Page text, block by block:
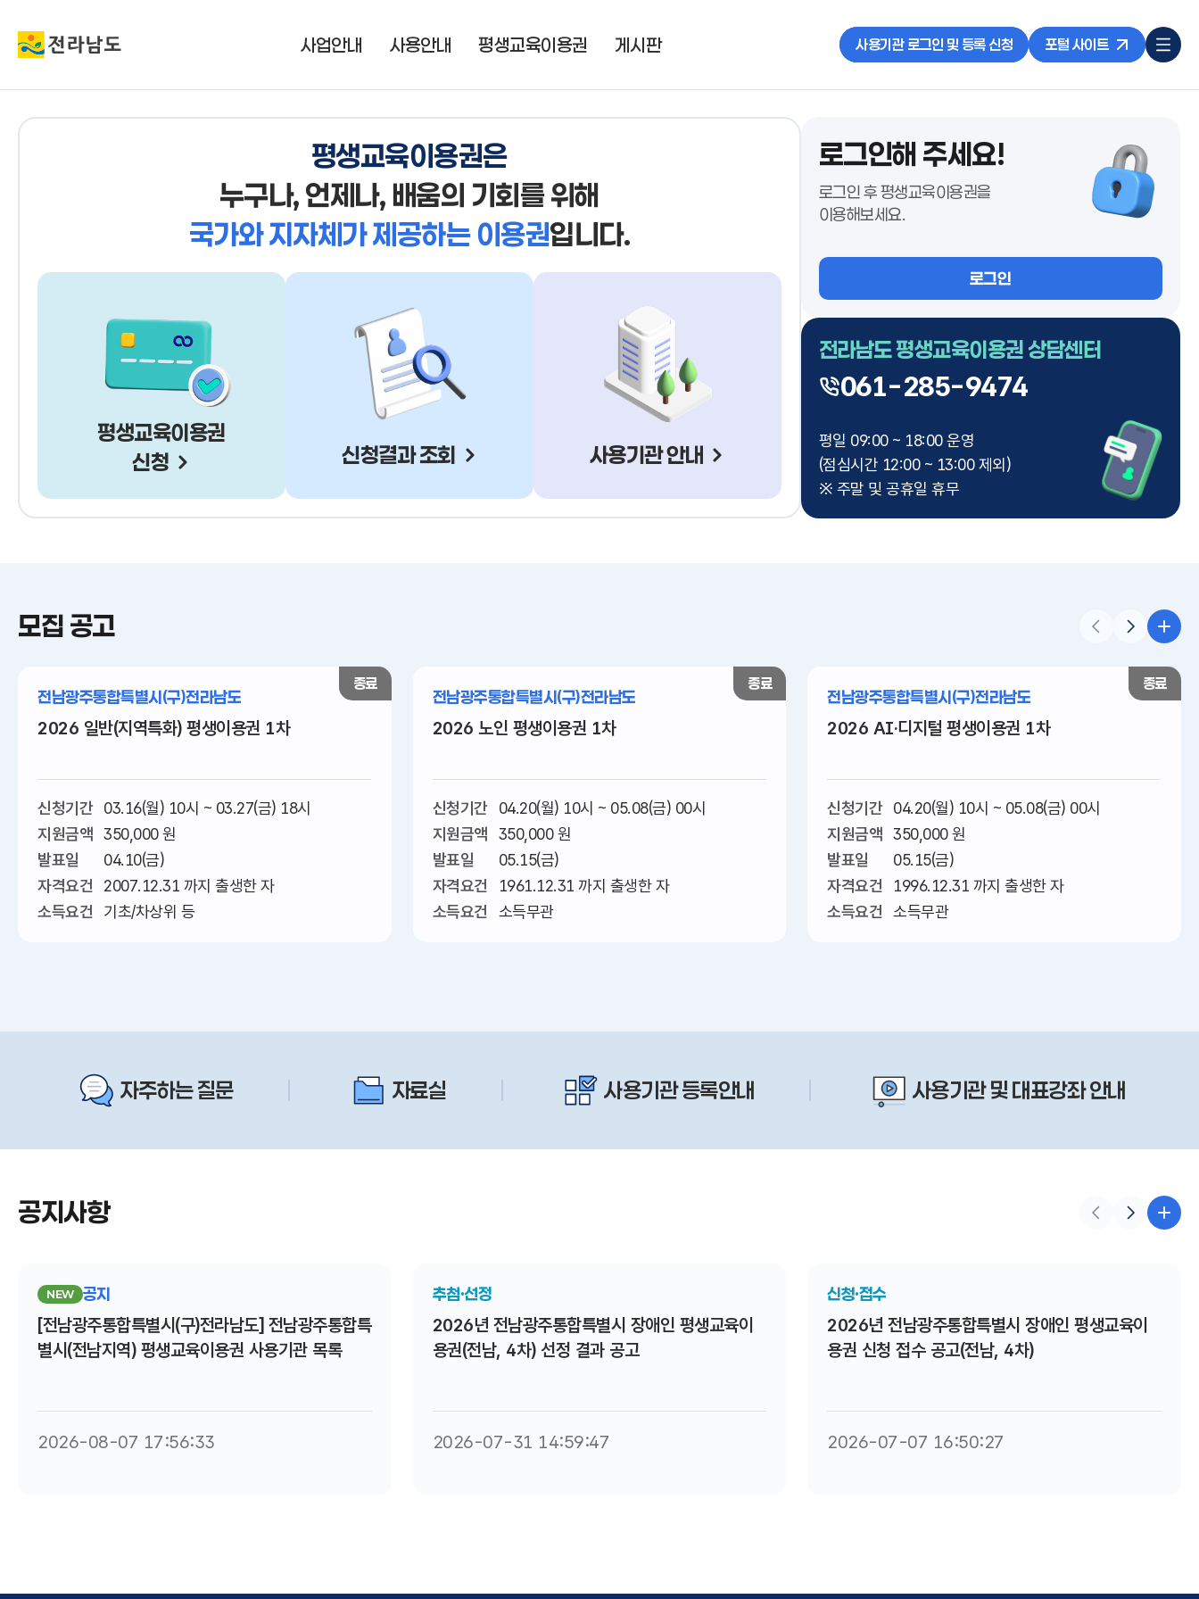
사업안내 사용안내 평생교육이용권 게시판 사용기관 로그인 및 등록 신청 포털 사이트
평생교육이용권은
누구나, 언제나, 배움의 기회를위해
국가와 지자체가제공하는 이용권입니다.
평생교육이용권
신청
신청결과 조회 사용기관 안내
로그인해 주세요!
로그인 후 평생교육이용권을
이용해보세요.
로그인
전라남도 평생교육이용권 상담센터
061-285-9474
평일 09:00 ~ 18:00 운영
(점심시간 12:00 ~ 13:00 제외)
※ 주말 및 공휴일 휴무
모집 공고
종료
전남광주통합특별시(구)전라남도
2026 일반(지역특화) 평생이용권 1차
신청기간
03.16(월) 10시 ~ 03.27(금) 18시
지원금액 350,000 원
발표일
04.10(금)
자격요건
2007.12.31 까지 출생한 자
소득요건
기초/차상위 등
종료
전남광주통합특별시(구)전라남도
2026 노인 평생이용권 1차
신청기간
04.20(월) 10시 ~ 05.08(금) 00시
지원금액
350,000 원
발표일
05.15(금)
자격요건
1961.12.31 까지 출생한 자
소득요건
소득무관
종료
전남광주통합특별시(구)전라남도
2026 AI·디지털 평생이용권 1차
신청기간
04.20(월) 10시 ~ 05.08(금) 00시
지원금액 350,000 원
발표일
05.15(금)
자격요건
1996.12.31 까지 출생한 자
소득요건
소득무관
자주하는 질문 자료실 사용기관 등록안내 사용기관 및 대표강좌 안내
공지사항
NEW 공지
[전남광주통합특별시(구)전라남도] 전남광주통합특
별시(전남지역) 평생교육이용권 사용기관 목록
2026-08-07 17:56:33
추첨·선정
2026년 전남광주통합특별시 장애인 평생교육이
용권(전남, 4차) 선정 결과 공고
2026-07-31 14:59:47
신청·접수
2026년 전남광주통합특별시 장애인 평생교육이
용권 신청 접수 공고(전남, 4차)
2026-07-07 16:50:27